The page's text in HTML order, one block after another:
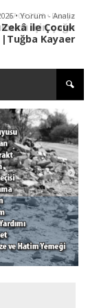
• Yorum - Analiz
ile Çocuk
Kayaer